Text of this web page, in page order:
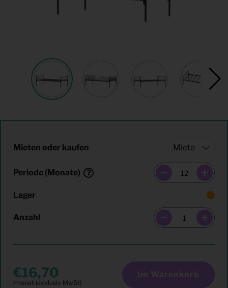
Mieten oder kaufen
Periode (Monate)
Lager
Anzahl
16,70 Im Warenkorb